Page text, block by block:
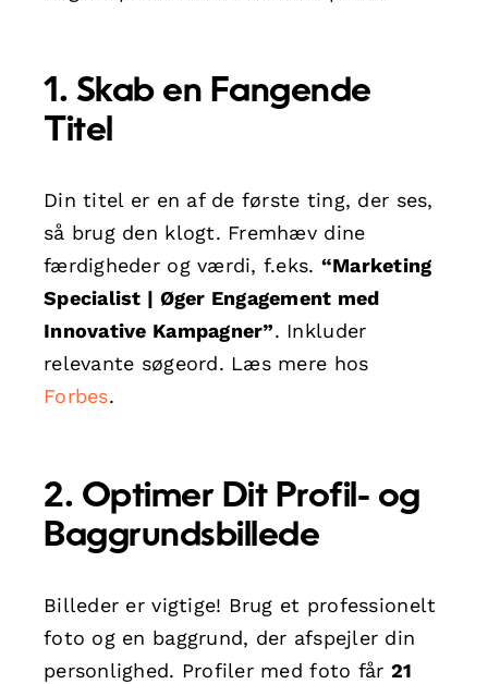
1. Skab en Fangende
Titel
Din titel er en af de første ting, der ses,
så brug den klogt. Fremhæv dine
færdigheder og værdi, f.eks. “Marketing
Specialist | Øger Engagement med
Innovative Kampagner”. Inkluder
relevante søgeord. Læs mere hos
Forbes.
2. Optimer Dit Profil- og
Baggrundsbillede
Billeder er vigtige! Brug et professionelt
foto og en baggrund, der afspejler din
personlighed. Profiler med foto får 21